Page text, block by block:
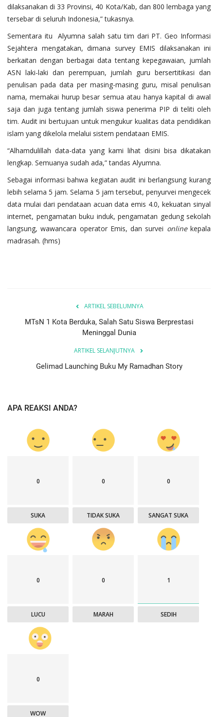
dilaksanakan di 33 Provinsi, 40 Kota/Kab, dan 800 lembaga yang
tersebar di seluruh Indonesia,” tukasnya.
Sementara itu Alyumna salah satu tim dari PT. Geo Informasi
Sejahtera mengatakan, dimana survey EMIS dilaksanakan ini
berkaitan dengan berbagai data tentang kepegawaian, jumlah
ASN laki-laki dan perempuan, jumlah guru bersertitikasi dan
penulisan pada data per masing-masing guru, misal penulisan
nama, memakai hurup besar semua atau hanya kapital di awal
saja dan juga tentang jumlah siswa penerima PIP di teliti oleh
tim. Audit ini bertujuan untuk mengukur kualitas data pendidikan
islam yang dikelola melalui sistem pendataan EMIS.
“Alhamdulillah data-data yang kami lihat disini bisa dikatakan
lengkap. Semuanya sudah ada,” tandas Alyumna.
Sebagai informasi bahwa kegiatan audit ini berlangsung kurang
lebih selama 5 jam. Selama 5 jam tersebut, penyurvei mengecek
data mulai dari pendataan acuan data emis 4.0, kekuatan sinyal
internet, pengamatan buku induk, pengamatan gedung sekolah
langsung, wawancara operator Emis, dan survei onlinekepala
madrasah. (hms)
ARTIKEL SEBELUMNYA
MTsN 1 Kota Berduka, Salah Satu Siswa Berprestasi
Meninggal Dunia
ARTIKEL SELANJUTNYA
Gelimad Launching Buku My Ramadhan Story
APA REAKSI ANDA?
0
SUKA
0
TIDAK SUKA
0
SANGAT SUKA
0
LUCU
0
MARAH
1
SEDIH
0
WOW